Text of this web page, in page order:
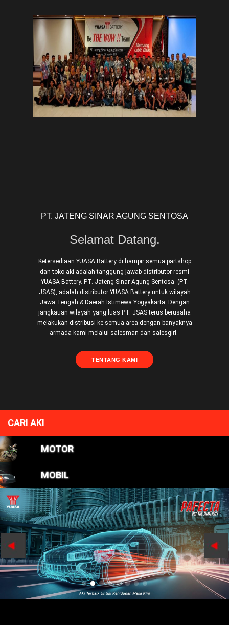
PT. JATENG SINAR AGUNG SENTOSA
Selamat Datang.
Ketersediaan YUASA Battery di hampir semua partshop
dan toko aki adalah tanggung jawab distributor resmi
YUASA Battery. PT. Jateng Sinar Agung Sentosa (PT.
JSAS), adalah distributor YUASA Battery untuk wilayah
Jawa Tengah & Daerah Istimewa Yogyakarta. Dengan
jangkauan wilayah yang luas PT. JSAS terus berusaha
melakukan distribusi ke semua area dengan banyaknya
armada kami melalui salesman dan salesgirl.
TENTANG KAMI
CARI AKI
MOTOR
MOBIL